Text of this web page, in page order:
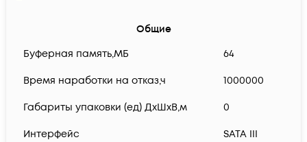
Общие
Буферная память,МБ
64
Время наработки на отказ,ч 1000000
Габариты упаковки (ед) ДхШхВ,м 0
Интерфейс SATA III